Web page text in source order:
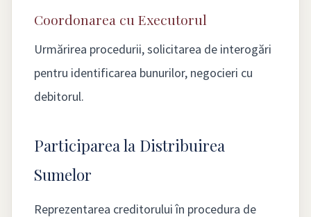
Coordonarea cu Executorul
Urmărirea procedurii, solicitarea de interogări
pentru identificarea bunurilor, negocieri cu
debitorul.
Participarea la Distribuirea
Sumelor
Reprezentarea creditorului în procedura de